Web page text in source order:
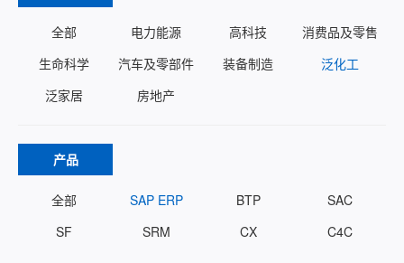
全部 电力能源 高科技
消费品及零售
生命科学
汽车及零部件 装备制造
泛化工
泛家居
房地产
产品
全部 SAP ERP BTP
SAC
SF
SRM CX C4C